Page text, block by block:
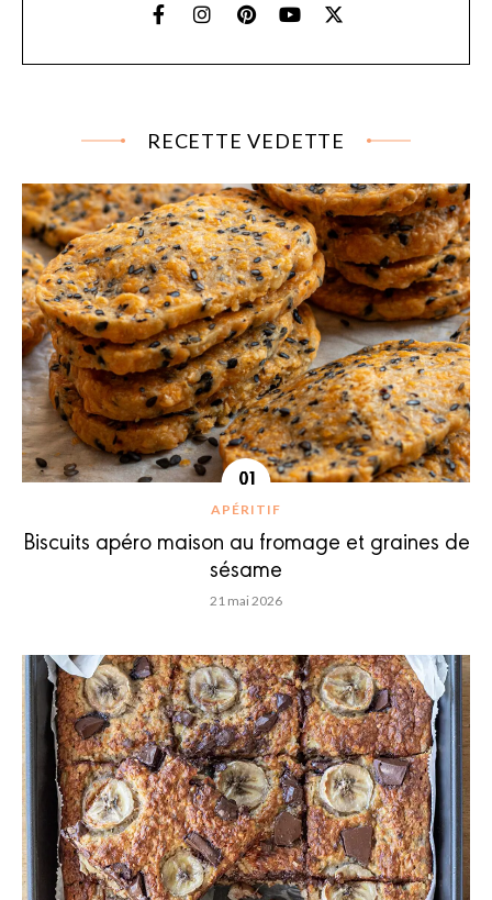
RECETTE VEDETTE
APÉRITIF
Biscuits apéro maison au fromage et graines de
sésame
21 mai 2026